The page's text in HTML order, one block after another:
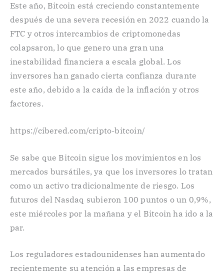
Este año, Bitcoin está creciendo constantemente
después de una severa recesión en 2022 cuando la
FTC y otros intercambios de criptomonedas
colapsaron, lo que genero una gran una
inestabilidad financiera a escala global. Los
inversores han ganado cierta confianza durante
este año, debido a la caída de la inflación y otros
factores.
https://cibered.com/cripto-bitcoin/
Se sabe que Bitcoin sigue los movimientos en los
mercados bursátiles, ya que los inversores lo tratan
como un activo tradicionalmente de riesgo. Los
futuros del Nasdaq subieron 100 puntos o un 0,9%,
este miércoles por la mañana y el Bitcoin ha ido a la
par.
Los reguladores estadounidenses han aumentado
recientemente su atención a las empresas de